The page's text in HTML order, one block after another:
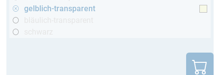
gelblich-transparent